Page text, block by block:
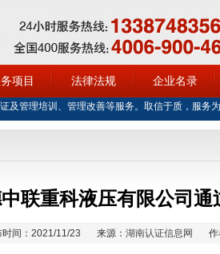
管理培训、管理改善等服务。取信于质，服务
项目 法律法规 企业名录
联重科液压有限公司
时间：2021/11/23 来源： 湖南认证信息网 作